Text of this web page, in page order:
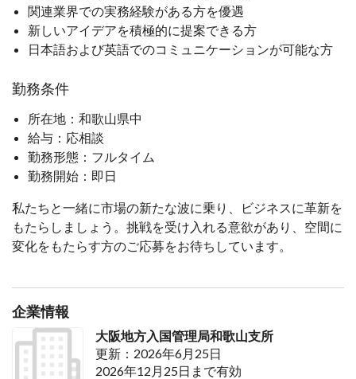
関連業界での実務経験がある方を優遇
新しいアイデアを積極的に提案できる方
日本語および英語でのコミュニケーションが可能な方
勤務条件
所在地：和歌山県中
給与：応相談
勤務形態：フルタイム
勤務開始：即日
私たちと一緒に市場の新たな波に乗り、ビジネスに革新を
もたらしましょう。挑戦を受け入れる意欲があり、空間に
変化をもたらす方のご応募をお待ちしています。
企業情報
大阪地方入国管理局和歌山支所
更新：2026年6月25日
2026年12月25日まで有効